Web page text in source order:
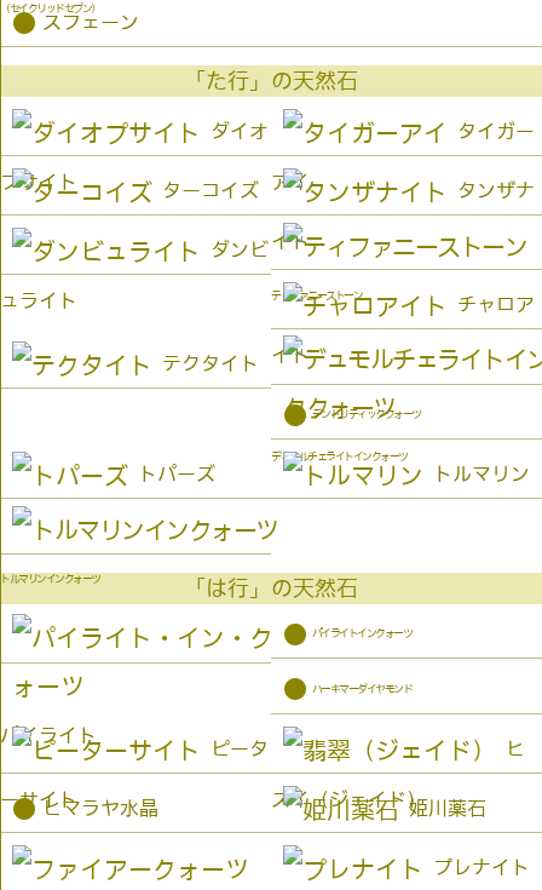
（セイクリッドセブン）
● スフェーン
「た行」の天然石
ダイオ
プサイト
タイガー
アイ
ターコイズ タンザナ
イト
ダンビ
ュライト ティファニーストーン チャロア
イト
テクタイト
デュモルチェライトインクォーツ
● デンドリティッククォーツ
トパーズ トルマリン
トルマリンインクォーツ 「は行」の天然石
パイライト
● パイライトインクォーツ
● ハーキマーダイヤモンド
ピータ
ーサイト
ヒ
スイ（ジェイド）
● ヒマラヤ水晶 姫川薬石
プレナイト